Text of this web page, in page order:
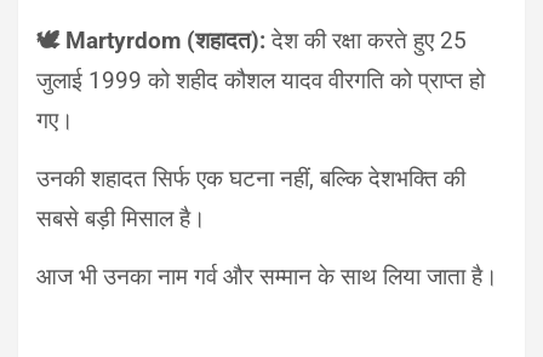
🕊️ Martyrdom (शहादत): देश की रक्षा करते हुए 25
जुलाई 1999 को शहीद कौशल यादव वीरगति को प्राप्त हो
गए।
उनकी शहादत सिर्फ एक घटना नहीं, बल्कि देशभक्ति की
सबसे बड़ी मिसाल है।
आज भी उनका नाम गर्व और सम्मान के साथ लिया जाता है।